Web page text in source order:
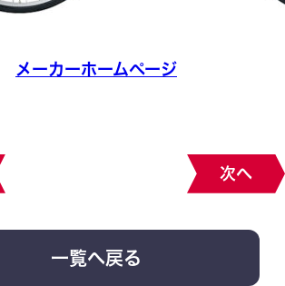
メーカーホームページ
次へ
一覧へ戻る